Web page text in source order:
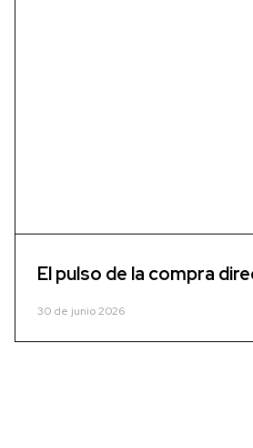
El pulso de la compra
30 de junio 2026